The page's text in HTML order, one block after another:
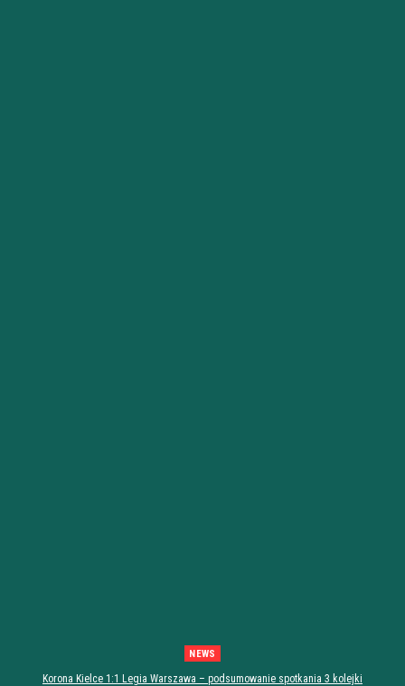
NEWS
Korona Kielce 1:1 Legia Warszawa – podsumowanie spotkania 3 kolejki